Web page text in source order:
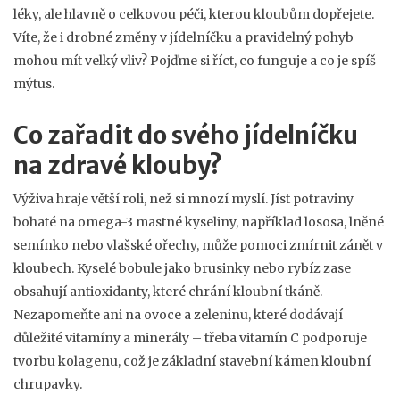
léky, ale hlavně o celkovou péči, kterou kloubům dopřejete.
Víte, že i drobné změny v jídelníčku a pravidelný pohyb
mohou mít velký vliv? Pojďme si říct, co funguje a co je spíš
mýtus.
Co zařadit do svého jídelníčku
na zdravé klouby?
Výživa hraje větší roli, než si mnozí myslí. Jíst potraviny
bohaté na omega-3 mastné kyseliny, například lososa, lněné
semínko nebo vlašské ořechy, může pomoci zmírnit zánět v
kloubech. Kyselé bobule jako brusinky nebo rybíz zase
obsahují antioxidanty, které chrání kloubní tkáně.
Nezapomeňte ani na ovoce a zeleninu, které dodávají
důležité vitamíny a minerály – třeba vitamín C podporuje
tvorbu kolagenu, což je základní stavební kámen kloubní
chrupavky.